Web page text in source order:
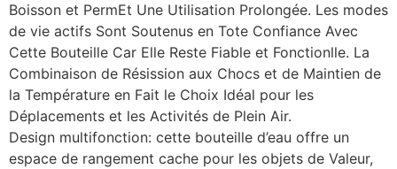
Boisson et PermEt Une Utilisation Prolongée. Les modes
de vie actifs Sont Soutenus en Tote Confiance Avec
Cette Bouteille Car Elle Reste Fiable et Fonctionlle. La
Combinaison de Résission aux Chocs et de Maintien de
la Température en Fait le Choix Idéal pour les
Déplacements et les Activités de Plein Air.
Design multifonction: cette bouteille d’eau offre un
espace de rangement cache pour les objets de Valeur,